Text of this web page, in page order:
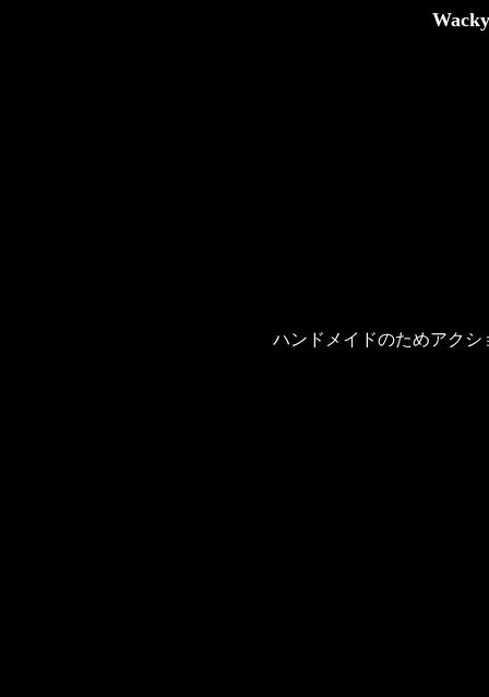
ハンドメイドのためアク